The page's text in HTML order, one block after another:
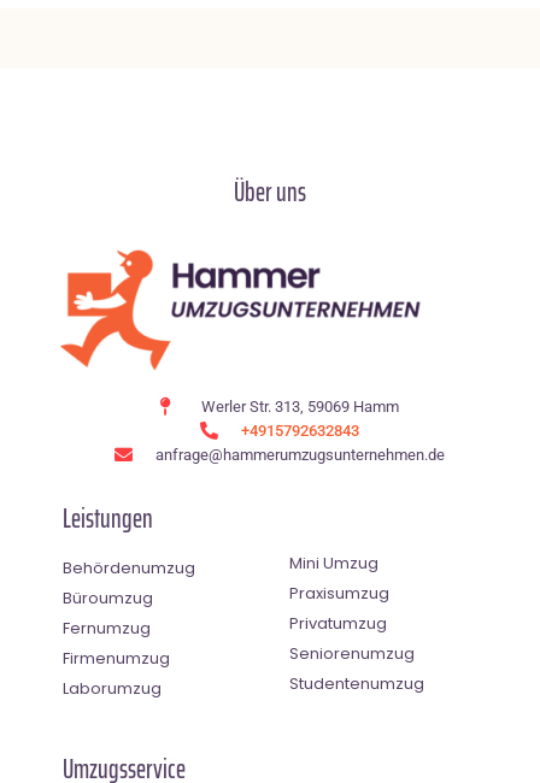
Über uns
Werler Str. 313, 59069 Hamm
+4915792632843
anfrage@hammerumzugsunternehmen.de
Leistungen
Behördenumzug
Büroumzug
Fernumzug
Firmenumzug
Laborumzug
Mini Umzug
Praxisumzug
Privatumzug
Seniorenumzug
Studentenumzug
Umzugsservice